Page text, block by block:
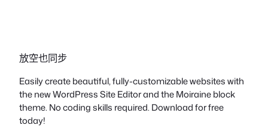
放空也同步
Easily create beautiful, fully-customizable websites with
the new WordPress Site Editor and the Moiraine block
theme. No coding skills required. Download for free
today!